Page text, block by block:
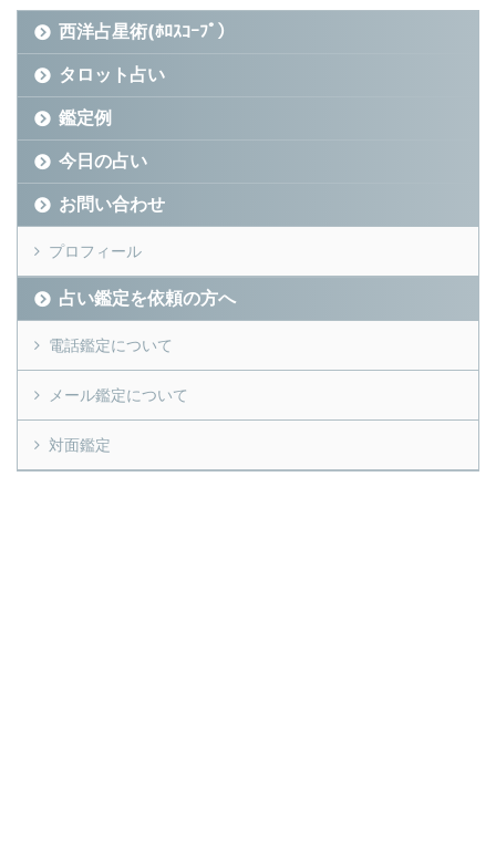
西洋占星術(ﾎﾛｽｺｰﾌﾟ）
タロット占い
鑑定例
今日の占い
お問い合わせ
プロフィール
占い鑑定を依頼の方へ
電話鑑定について
メール鑑定について
対面鑑定